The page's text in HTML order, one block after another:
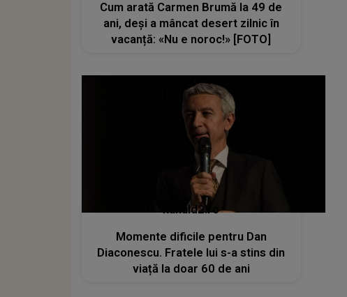
Cum arată Carmen Brumă la 49 de
ani, deși a mâncat desert zilnic în
vacanță: «Nu e noroc!» [FOTO]
kanald2.ro
Momente dificile pentru Dan
Diaconescu. Fratele lui s-a stins din
viață la doar 60 de ani